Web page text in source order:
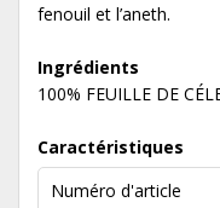
fenouil et l’aneth.
Ingrédients
100% FEUILLE DE
Caractéristiques
Numéro d'article